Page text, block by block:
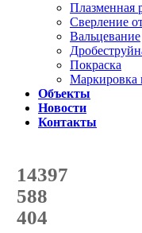
Плазменная
Сверление
Вальцевание
Покраска
Маркировка
Объекты
Новости
Контакты
14397
с начала года
588
с начала месяца
404
с начала недели